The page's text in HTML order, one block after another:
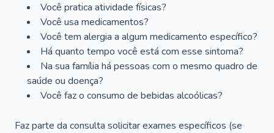
Você pratica atividade físicas?
Você usa medicamentos?
Você tem alergia a algum medicamento específico?
Há quanto tempo você está com esse sintoma?
Na sua família há pessoas com o mesmo quadro de
saúde ou doença?
Você faz o consumo de bebidas alcoólicas?
Faz parte da consulta solicitar exames específicos (se